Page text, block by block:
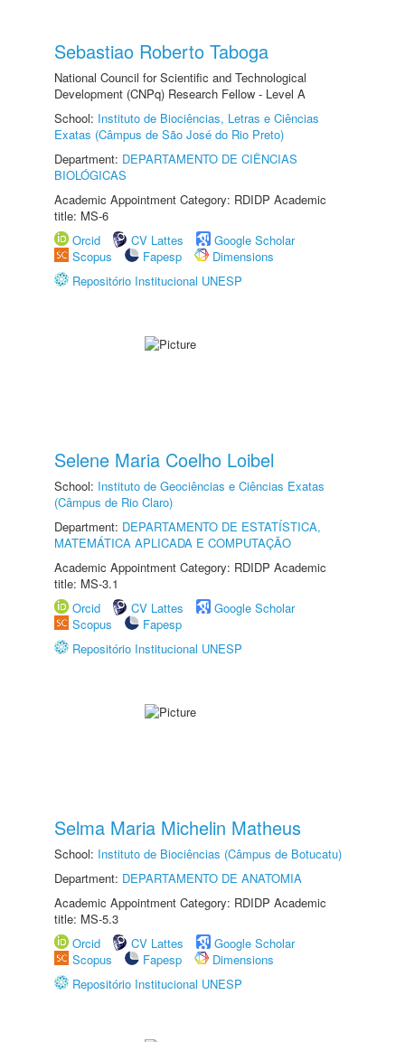
Sebastiao Roberto Taboga
National Council for Scientific and Technological
Development (CNPq) Research Fellow - Level A
School: Instituto de Biociências, Letras e Ciências
Exatas (Câmpus de São José do Rio Preto)
Department: DEPARTAMENTO DE CIÊNCIAS
BIOLÓGICAS
Academic Appointment Category: RDIDP Academic
title: MS-6
Orcid
CV Lattes
Google Scholar
Scopus
Fapesp
Dimensions
Repositório Institucional UNESP
Selene Maria Coelho Loibel
School: Instituto de Geociências e Ciências Exatas
(Câmpus de Rio Claro)
Department: DEPARTAMENTO DE ESTATÍSTICA,
MATEMÁTICA APLICADA E COMPUTAÇÃO
Academic Appointment Category: RDIDP Academic
title: MS-3.1
Orcid
CV Lattes
Google Scholar
Scopus
Fapesp
Repositório Institucional UNESP
Selma Maria Michelin Matheus
School: Instituto de Biociências (Câmpus de Botucatu)
Department: DEPARTAMENTO DE ANATOMIA
Academic Appointment Category: RDIDP Academic
title: MS-5.3
Orcid
CV Lattes
Google Scholar
Scopus
Fapesp
Dimensions
Repositório Institucional UNESP